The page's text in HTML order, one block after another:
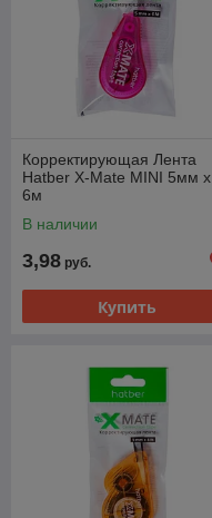
Корректирующая Лента
Hatber X-Mate MINI 5мм x
6м
В наличии
3,98 руб.
Купить